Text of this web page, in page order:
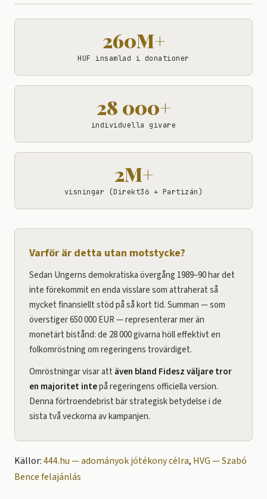
260M+
HUF insamlad i donationer
28 000+
individuella givare
2M+
visningar (Direkt36 + Partizán)
Varför är detta utan motstycke?
Sedan Ungerns demokratiska övergång 1989–90 har det
inte förekommit en enda visslare som attraherat så
mycket finansiellt stöd på så kort tid. Summan — som
överstiger 650 000 EUR — representerar mer än
monetärt bistånd: de 28 000 givarna höll effektivt en
folkomröstning om regeringens trovärdiget.
Omröstningar visar att även bland Fidesz väljare tror
en majoritet intepå regeringens officiella version.
Denna förtroendebrist bär strategisk betydelse i de
sista två veckorna av kampanjen.
Källor:444.hu — adományok jótékony célra, HVG — Szabó
Bence felajánlás